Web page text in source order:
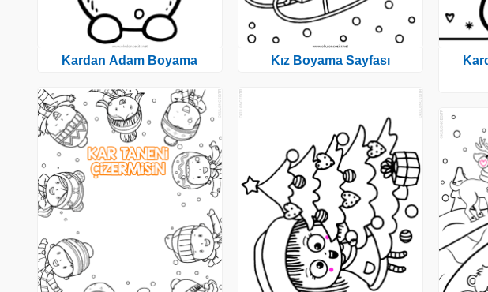
Kardan Adam Boyama Kız Boyama Sayfası